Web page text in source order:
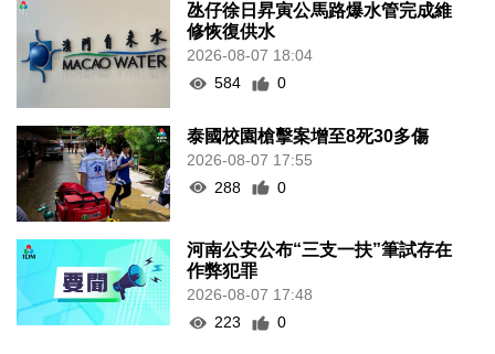
氹仔徐日昇寅公馬路爆水管完成維
修恢復供水
2026-08-07 18:04
584
0
泰國校園槍擊案增至8死30多傷
2026-08-07 17:55
288
0
河南公安公布“三支一扶”筆試存在
作弊犯罪
2026-08-07 17:48
223
0